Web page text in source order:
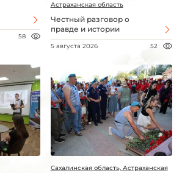
58
Астраханская область
Честный разговор о
правде и истории
5 августа 2026 52
Сахалинская область, Астраханская